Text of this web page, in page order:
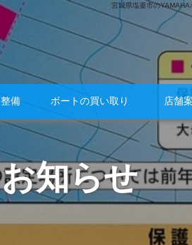
宮城県塩釜市の
備 ボートの買い取り 店舗
知らせ